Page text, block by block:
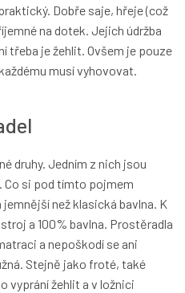
Dobře saje, hřeje (což
na dotek. Jejich údržba
třeba je žehlit. Ovšem je pouze
musí vyhovovat.
druhy. Jedním z nich jsou
. Co si pod tímto pojmem
než klasická bavlna. K
a 100% bavlna. Prostěradla
a nepoškodí se ani
Stejně jako froté, také
vyprání žehlit a v ložnici